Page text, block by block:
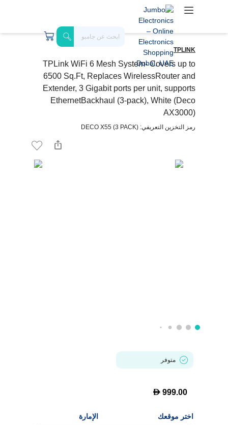
TPLINK
TPLink WiFi 6 Mesh System- Covers up to
6500 Sq.Ft, Replaces WirelessRouter and
Extender, 3 Gigabit ports per unit, supports
EthernetBackhaul (3-pack), White (Deco
AX3000)
رمز التخزين التعريفي: DECO X55 (3 PACK)
متوفر
D 999.00
اختر موقعك الإمارة